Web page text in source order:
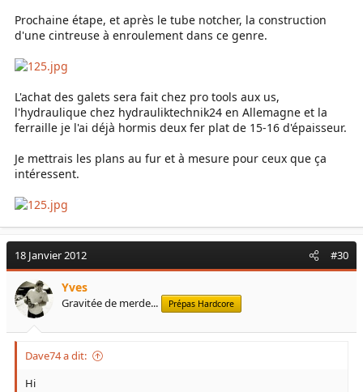
Prochaine étape, et après le tube notcher, la construction
d'une cintreuse à enroulement dans ce genre.
L'achat des galets sera fait chez pro tools aux us,
l'hydraulique chez hydrauliktechnik24 en Allemagne et la
ferraille je l'ai déjà hormis deux fer plat de 15-16 d'épaisseur.
Je mettrais les plans au fur et à mesure pour ceux que ça
intéressent.
18 Janvier 2012 #30
Yves
Gravitée de merde... Prépas Hardcore
Dave74 a dit:
Hi